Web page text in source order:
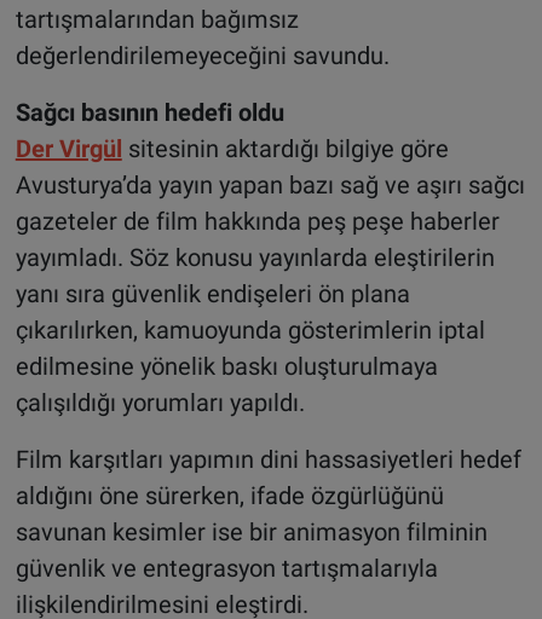
tartışmalarından bağımsız
değerlendirilemeyeceğini savundu.
Sağcı basının hedefi oldu
Der Virgül sitesinin aktardığı bilgiye göre
Avusturya’da yayın yapan bazı sağ ve aşırı sağcı
gazeteler de film hakkında peş peşe haberler
yayımladı. Söz konusu yayınlarda eleştirilerin
yanı sıra güvenlik endişeleri ön plana
çıkarılırken, kamuoyunda gösterimlerin iptal
edilmesine yönelik baskı oluşturulmaya
çalışıldığı yorumları yapıldı.
Film karşıtları yapımın dini hassasiyetleri hedef
aldığını öne sürerken, ifade özgürlüğünü
savunan kesimler ise bir animasyon filminin
güvenlik ve entegrasyon tartışmalarıyla
ilişkilendirilmesini eleştirdi.